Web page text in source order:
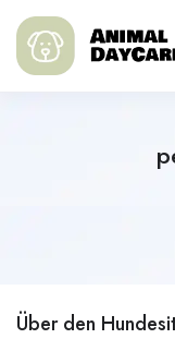
Über den